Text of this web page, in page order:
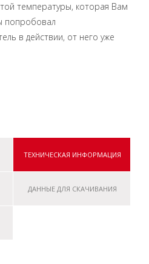
температуры, которая Вам
попробовал
в действии, от него уже
ТЕХНИЧЕСКАЯ ИНФОРМАЦИЯ
ДАННЫЕ ДЛЯ СКАЧИВАНИЯ